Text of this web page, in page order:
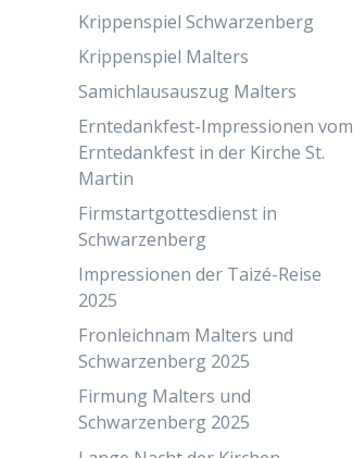
Krippenspiel Schwarzenberg
Krippenspiel Malters
Samichlausauszug Malters
Erntedankfest-Impressionen vom
Erntedankfest in der Kirche St.
Martin
Firmstartgottesdienst in
Schwarzenberg
Impressionen der Taizé-Reise
2025
Fronleichnam Malters und
Schwarzenberg 2025
Firmung Malters und
Schwarzenberg 2025